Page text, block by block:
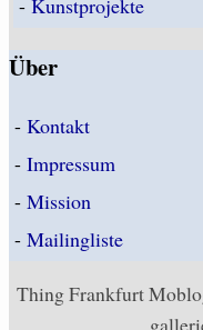
Über
- Kontakt
- Impressum
- Mission
- Mailingliste
Thing Frankfurt